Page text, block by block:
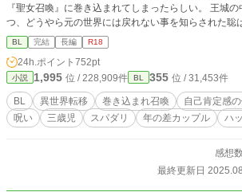
『聖女召喚』に巻き込まれてしまったらしい。 王城の中の不穏な気配を感じつ
つ、どうやら元の世界には戻れない事を知らされた聡
結ぶ事になると聞かされる。 どうしたらいいのか困惑する聡の前に現れたのは
綺麗な銀髪と藍色の瞳を持つ、本来は三十二歳だとい
「わたしがあなたのおっととなる、ふぃりうしゅ・え
だ」 呪いをかけられて三歳児の姿になっている宰相閣下(攻)と自己肯定感の低い
青年(受)のファンタジーラブストーリー。 さて、二人の恋の行方は………………
小説家になろうにて連載をしていましたが、R18版とし
結しました（2025.8.26） この先のエピソードはまた
BL 完結 長編 R18
24h.ポイント 752pt
小説 1,995 位 / 228,909件 BL 355 位 / 31,453件
BL 異世界転移 巻き込まれ召喚 自己肯定感
呪い
三歳児 スパダリ 年の差カップル ハ
感想
最終更新日